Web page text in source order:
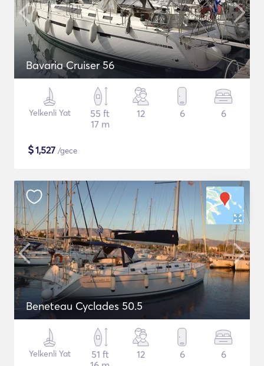
Bavaria Cruiser 56
Yelkenli Yat
55 ft
17 m
12 6 6
$1,527 /gece
Beneteau Cyclades 50.5
Yelkenli Yat
51 ft
12 6 6